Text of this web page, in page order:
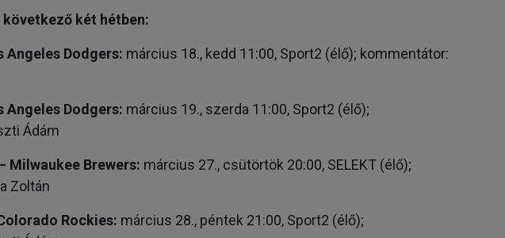
két hétben:
Angeles Dodgers: március 18., kedd 11:00, Sport2 (élő); kommentátor:
Angeles Dodgers: március 19., szerda 11:00, Sport2 (élő);
Ádám
Milwaukee Brewers: március 27., csütörtök 20:00, SELEKT (élő);
Zoltán
Rockies: március 28., péntek 21:00, Sport2 (élő);